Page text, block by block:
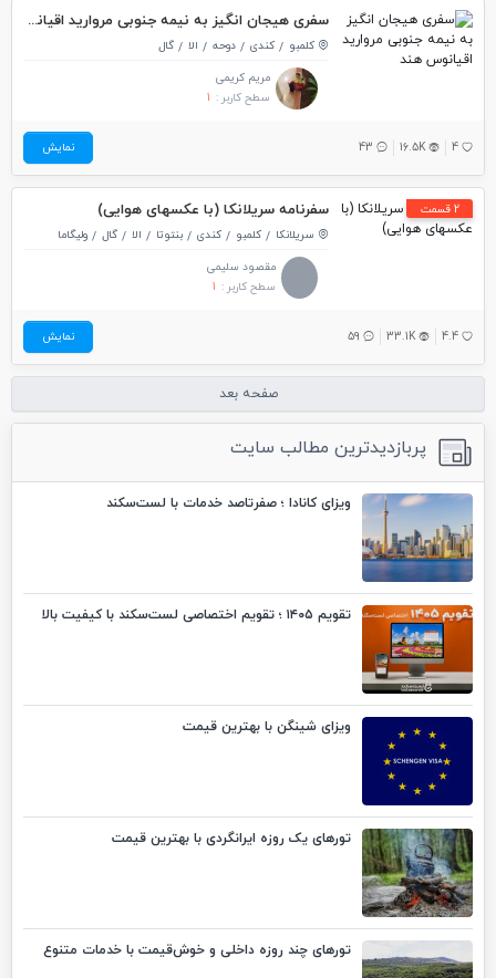
سفری هیجان انگیز به نیمه جنوبی مروارید اقیانوس هند
کلمبو کندی دوحه الا
گال
مریم کریمی
سطح کاربر : 1
4
16.5K
43 نمایش
2 قسمت سفرنامه سریلانکا (با عکسهای هوایی)
سریلانکا کلمبو کندی بنتوتا الا گال
ولیگاما
مقصود سلیمی
سطح کاربر : 1
4.4
33.1K
59 نمایش
صفحه بعد
پربازدیدترین مطالب سایت
ویزای کانادا ؛ صفرتاصد خدمات با لست‌سکند
تقویم ۱۴۰۵ ؛ تقویم اختصاصی لست‌سکند با کیفیت بالا
ویزای شینگن با بهترین قیمت
تورهای یک روزه ایرانگردی با بهترین قیمت
تورهای چند روزه داخلی و خوش‌قیمت با خدمات متنوع